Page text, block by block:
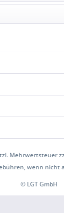
Mehrwertsteuer
wenn nicht
© LGT GmbH